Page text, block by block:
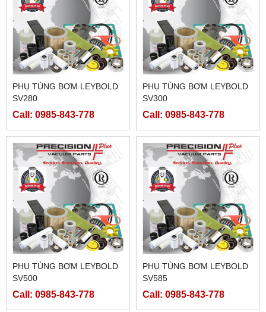
PHỤ TÙNG BƠM LEYBOLD
SV280
Call: 0985-843-778
PHỤ TÙNG BƠM LEYBOLD
SV300
Call: 0985-843-778
PHỤ TÙNG BƠM LEYBOLD
SV500
Call: 0985-843-778
PHỤ TÙNG BƠM LEYBOLD
SV585
Call: 0985-843-778